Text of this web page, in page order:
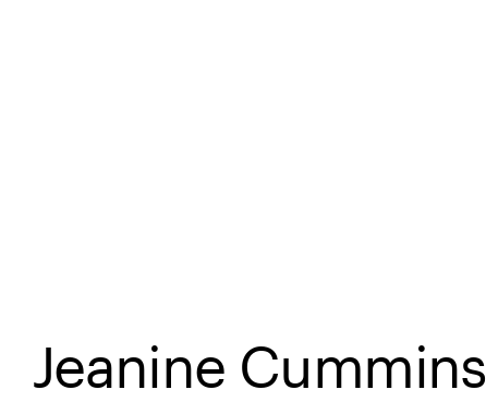
Jeanine Cummins